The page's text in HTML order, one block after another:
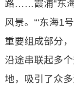
路……霞浦“东
风景。“‘东海1
重要组成部分
沿途串联起多
地，吸引了众